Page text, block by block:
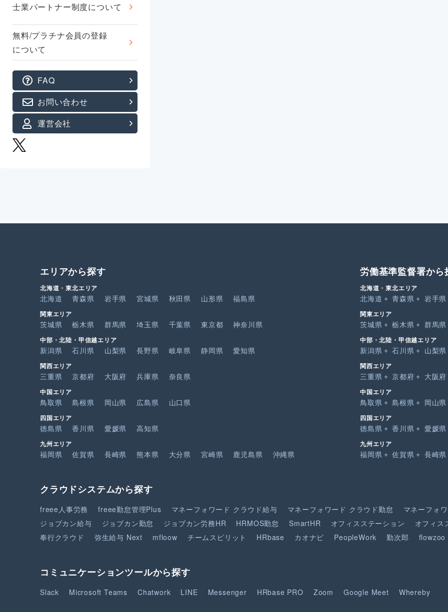
士業パートナー制度について
無料/プラチナ会員の登録
について
FAQ
お問い合わせ
運営会社
エリアから探す
北海道・東北エリア
北海道 青森県 岩手県 宮城県 秋田県 山形県 福島県
関東エリア
茨城県 栃木県 群馬県 埼玉県 千葉県 東京都 神奈川県
中部・北陸・甲信越エリア
新潟県 石川県 山梨県 長野県 岐阜県 静岡県 愛知県
関西エリア
三重県 京都府 大阪府 兵庫県 奈良県
中国エリア
鳥取県 島根県 岡山県 広島県 山口県
四国エリア
徳島県 香川県 愛媛県 高知県
九州エリア
福岡県 佐賀県 長崎県 熊本県 大分県 宮崎県 鹿児島県 沖縄県
労働基準監督署から
北海道・東北エリア
北海道 青森県 岩手県
関東エリア
茨城県 栃木県 群馬県
中部・北陸・甲信越エリア
新潟県 石川県 山梨県
関西エリア
三重県 京都府 大阪府
中国エリア
鳥取県 島根県 岡山県
四国エリア
徳島県 香川県 愛媛県
九州エリア
福岡県 佐賀県 長崎県
クラウドシステムから探す
freee人事労務 freee勤怠管理Plus マネーフォワード クラウド給与 マネーフォワード クラウド勤怠
マネーフォ
ジョブカン給与
ジョブカン勤怠 ジョブカン労務HR HRMOS勤怠 SmartHR オフィスステーション
オフィス
奉行クラウド
弥生給与 Next mfloow チームスピリット HRbase カオナビ PeopleWork 勤次郎 flowzoo
コミュニケーションツールから探す
Slack Microsoft Teams Chatwork LINE Messenger HRbase PRO Zoom Google Meet Whereby